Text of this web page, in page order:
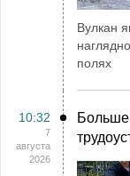
Вулкан
полях
10:32
7
августа
2026
Больше